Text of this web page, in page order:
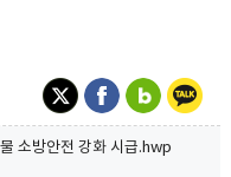
소방안전 강화 시급.hwp